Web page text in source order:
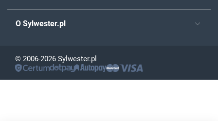
O Sylwester.pl
© 2006-2026 Sylwester.pl